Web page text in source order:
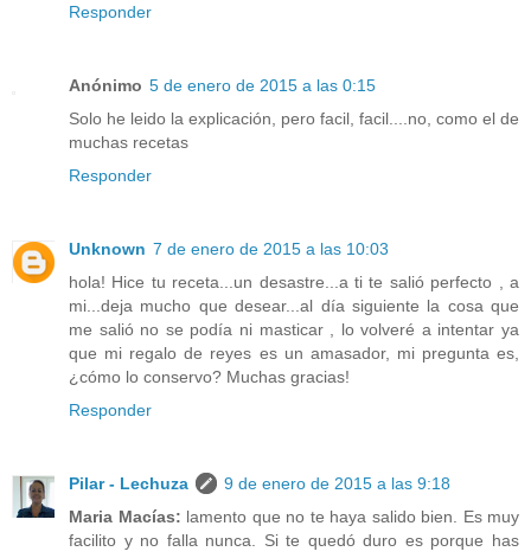
Responder
Anónimo 5 de enero de 2015 a las 0:15
Solo he leido la explicación, pero facil, facil....no, como el de
muchas recetas
Responder
Unknown 7 de enero de 2015 a las 10:03
hola! Hice tu receta...un desastre...a ti te salió perfecto , a
mi...deja mucho que desear...al día siguiente la cosa que
me salió no se podía ni masticar , lo volveré a intentar ya
que mi regalo de reyes es un amasador, mi pregunta es,
¿cómo lo conservo? Muchas gracias!
Responder
Pilar - Lechuza
9 de enero de 2015 a las 9:18
Maria Macías: lamento que no te haya salido bien. Es muy
facilito y no falla nunca. Si te quedó duro es porque has